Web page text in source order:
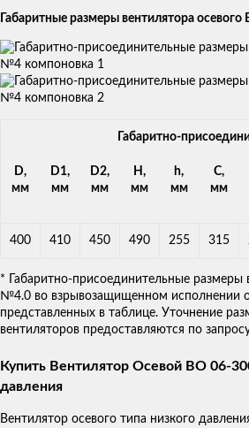
Габаритные размеры вентилятора
Габаритно-
D,
мм
D1,
мм
D2,
мм
H,
мм
h,
мм
C,
мм
400 410 450 490 255 315
* Габаритно-присоединительные
№4.0 во взрывозащищенном исполнении
представленных в таблице. Уточнение
вентиляторов предоставляются по
Купить Вентилятор Осевой ВО 06-
давления
Вентилятор осевого типа низкого